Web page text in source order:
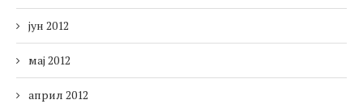
јун 2012
мај 2012
април 2012